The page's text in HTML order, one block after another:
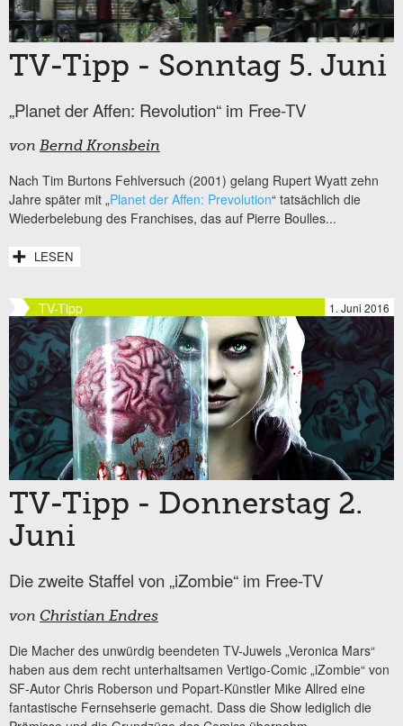
TV-Tipp - Sonntag 5. Juni
„Planet der Affen: Revolution“ im Free-TV
von Bernd Kronsbein
Nach Tim Burtons Fehlversuch (2001) gelang Rupert Wyatt zehn
Jahre später mit „Planet der Affen: Prevolution“ tatsächlich die
Wiederbelebung des Franchises, das auf Pierre Boulles...
LESEN
TV-Tipp 1. Juni 2016
TV-Tipp - Donnerstag 2.
Juni
Die zweite Staffel von „iZombie“ im Free-TV
von Christian Endres
Die Macher des unwürdig beendeten TV-Juwels „Veronica Mars“
haben aus dem recht unterhaltsamen Vertigo-Comic „iZombie“ von
SF-Autor Chris Roberson und Popart-Künstler Mike Allred eine
fantastische Fernsehserie gemacht. Dass die Show lediglich die